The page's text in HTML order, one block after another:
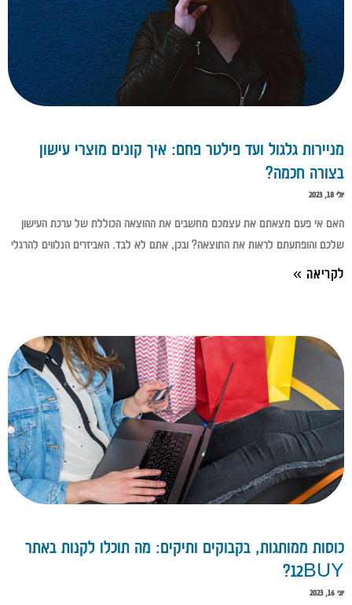
מניירות גלגול ועד פילטר פחם: איך קונים מוצרי עישון
בצורה חכמה?
יולי 18, 2023
האם אי פעם מצאתם את עצמכם מחשבים את ההוצאה הכוללת של ערכת העישון
שלכם והופתעתם לראות את התוצאה? ובכן, אתם לא לבד. האביזרים הנלווים להרגלי
לקריאה »
כוסות ממותגות, בקבוקים ותיקים: מה תוכלו לקנות באתר
12BUY?
יוני 16, 2023